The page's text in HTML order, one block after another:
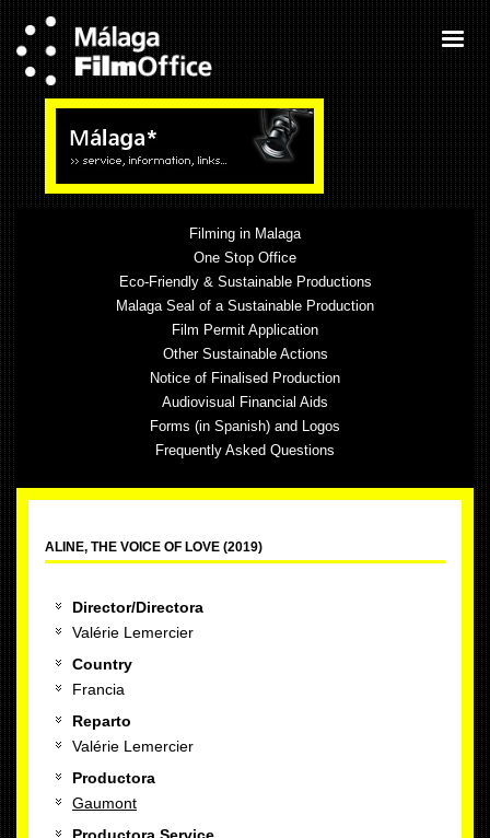
Filming in Malaga
One Stop Office
Eco-Friendly & Sustainable Productions
Malaga Seal of a Sustainable Production
Film Permit Application
Other Sustainable Actions
Notice of Finalised Production
Audiovisual Financial Aids
Forms (in Spanish) and Logos
Frequently Asked Questions
ALINE, THE VOICE OF LOVE (2019)
Director/Directora
Valérie Lemercier
Country
Francia
Reparto
Valérie Lemercier
Productora
Gaumont